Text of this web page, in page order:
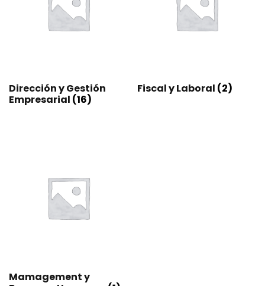
Dirección y Gestión
Empresarial (16)
Fiscal y Laboral (2)
Mamagement y